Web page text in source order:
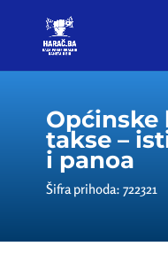
Općinske
takse –
i panoa
Šifra prihoda: 722321